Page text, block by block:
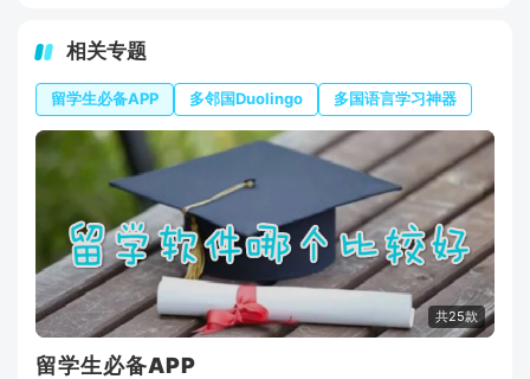
相关专题
留学生必备APP 多邻国Duolingo 多国语言学习神器
共25款
留学生必备APP